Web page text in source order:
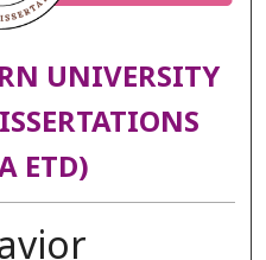
UNIVERSITY
ETD)